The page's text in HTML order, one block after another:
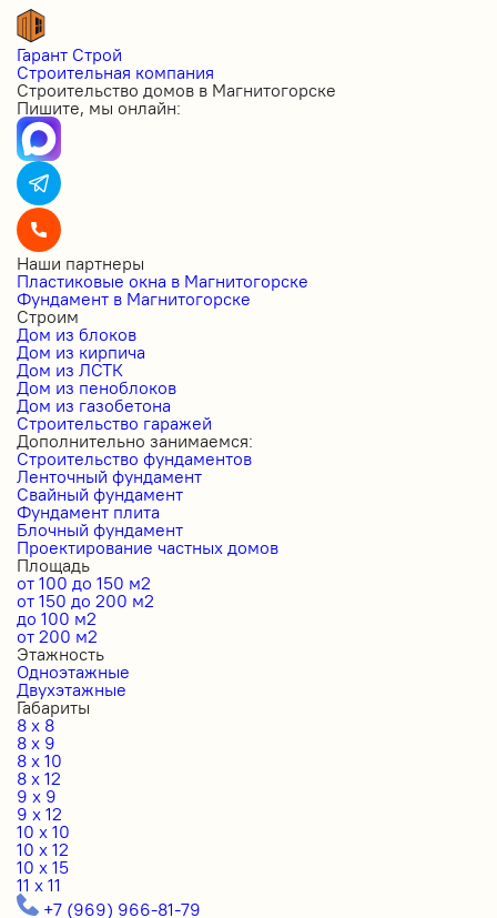
Гарант Строй
Строительная компания
Строительство домов в Магнитогорске
Пишите, мы онлайн:
Наши партнеры
Пластиковые окна в Магнитогорске
Фундамент в Магнитогорске
Строим
Дом из блоков
Дом из кирпича
Дом из ЛСТК
Дом из пеноблоков
Дом из газобетона
Строительство гаражей
Дополнительно занимаемся:
Строительство фундаментов
Ленточный фундамент
Свайный фундамент
Фундамент плита
Блочный фундамент
Проектирование частных домов
Площадь
от 100 до 150 м2
от 150 до 200 м2
до 100 м2
от 200 м2
Этажность
Одноэтажные
Двухэтажные
Габариты
8 x 8
8 x 9
8 x 10
8 x 12
9 x 9
9 x 12
10 x 10
10 x 12
10 x 15
11 x 11
+7 (969) 966-81-79